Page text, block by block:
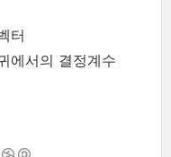
터
에서의 결정계수